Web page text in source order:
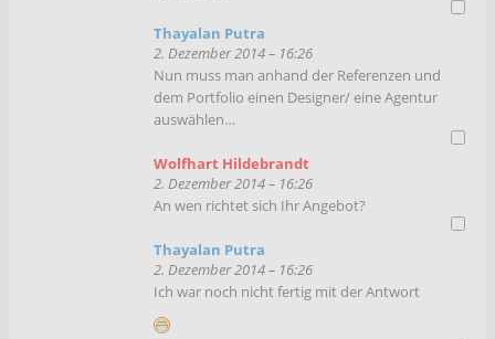
Thayalan Putra
2. Dezember 2014 – 16:26
Nun muss man anhand der Referenzen und
dem Portfolio einen Designer/ eine Agentur
auswählen…
Wolfhart Hildebrandt
2. Dezember 2014 – 16:26
An wen richtet sich Ihr Angebot?
Thayalan Putra
2. Dezember 2014 – 16:26
Ich war noch nicht fertig mit der Antwort